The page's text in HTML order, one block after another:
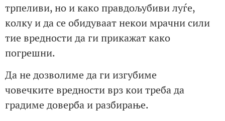
трпеливи, но и како правдољубиви луѓе,
колку и да се обидуваат некои мрачни сили
тие вредности да ги прикажат како
погрешни.
Да не дозволиме да ги изгубиме
човечките вредности врз кои треба да
градиме доверба и разбирање.